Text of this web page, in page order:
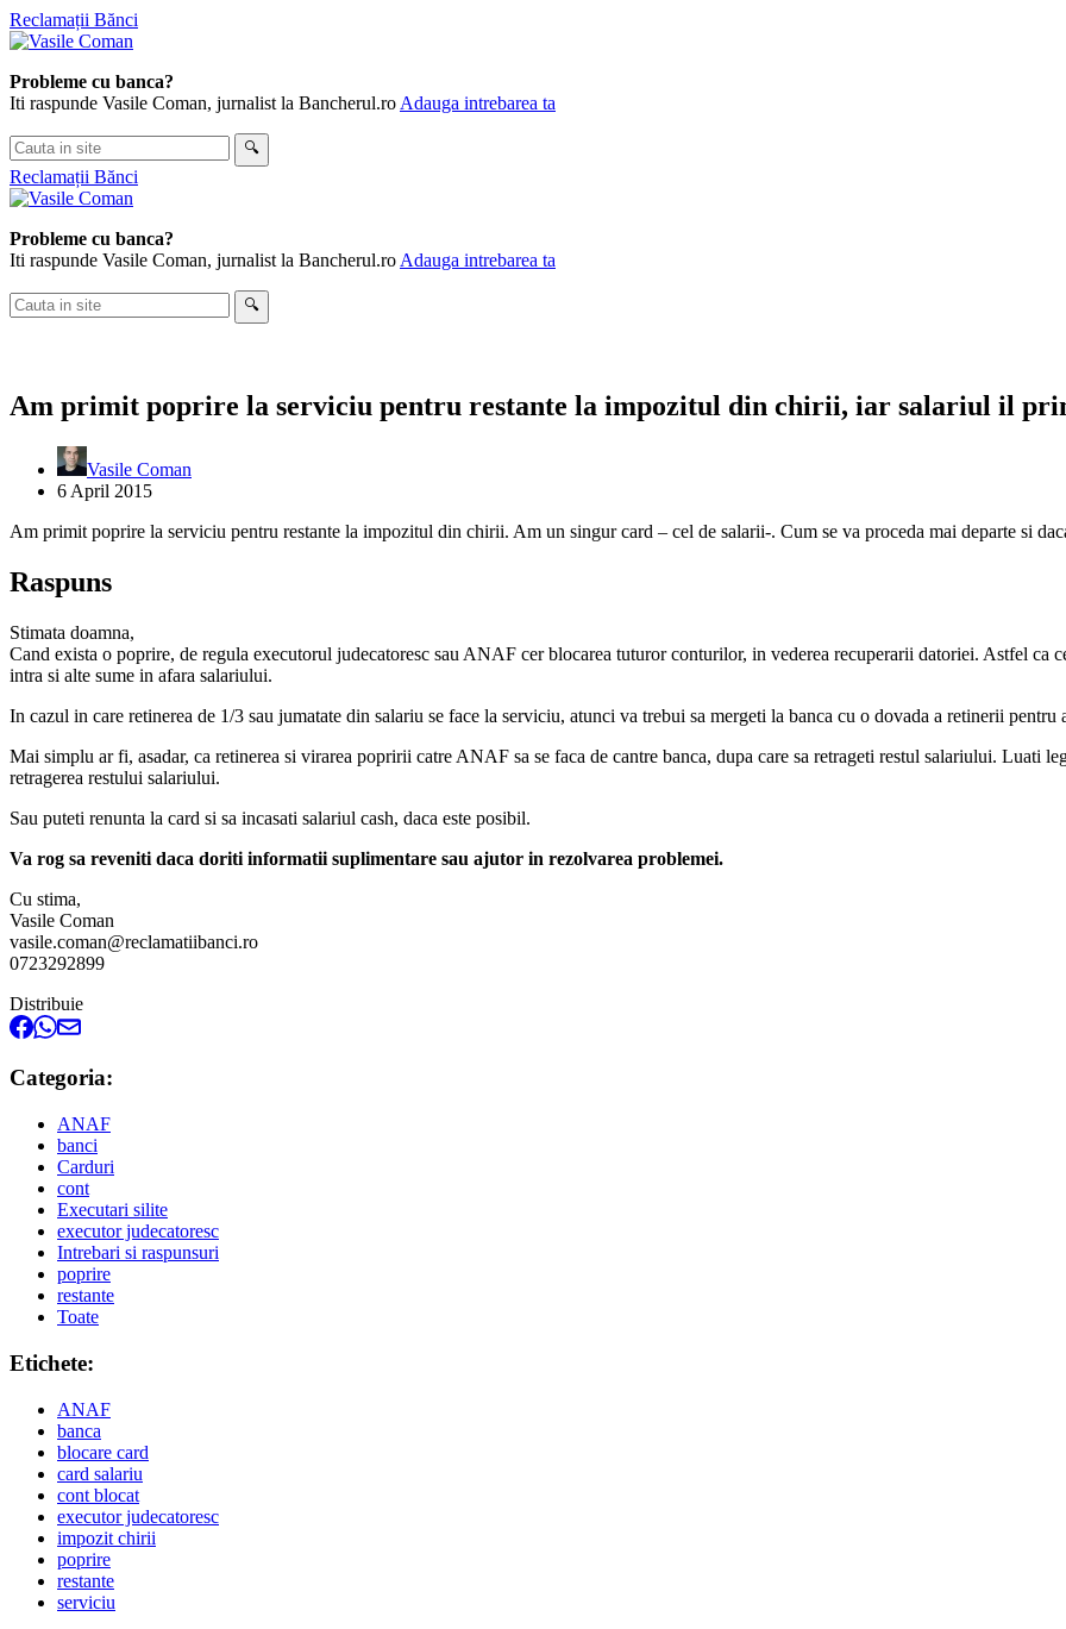
Skip
to
Reclamații Bănci
Probleme cu banca?
Iti raspunde Vasile Coman, jurnalist la Bancherul.ro Adauga intrebarea ta
Cauta
in
site
🔍
Reclamații Bănci
Probleme cu banca?
Iti raspunde Vasile Coman, jurnalist la Bancherul.ro Adauga intrebarea ta
Cauta
in
🔍
Am primit poprire la serviciu pentru restante la impozitul din chirii, iar salariul il
Vasile Coman
6 April 2015
Am primit poprire la serviciu pentru restante la impozitul din chirii. Am un singur card – cel de salarii-. Cum se va proceda mai departe si
Raspuns
Stimata doamna,
Cand exista o poprire, de regula executorul judecatoresc sau ANAF cer blocarea tuturor conturilor, in vederea recuperarii datoriei. Astfel ca
intra si alte sume in afara salariului.
In cazul in care retinerea de 1/3 sau jumatate din salariu se face la serviciu, atunci va trebui sa mergeti la banca cu o dovada a retinerii
Mai simplu ar fi, asadar, ca retinerea si virarea popririi catre ANAF sa se faca de cantre banca, dupa care sa retrageti restul salariului. Luati
retragerea restului salariului.
Sau puteti renunta la card si sa incasati salariul cash, daca este posibil.
Va rog sa reveniti daca doriti informatii suplimentare sau ajutor in rezolvarea problemei.
Cu stima,
Vasile Coman
vasile.coman@reclamatiibanci.ro
0723292899
Distribuie
Categoria:
ANAF
banci
Carduri
cont
Executari silite
executor judecatoresc
Intrebari si raspunsuri
poprire
restante
Toate
Etichete:
ANAF
banca
blocare card
card salariu
cont blocat
executor judecatoresc
impozit chirii
poprire
restante
serviciu